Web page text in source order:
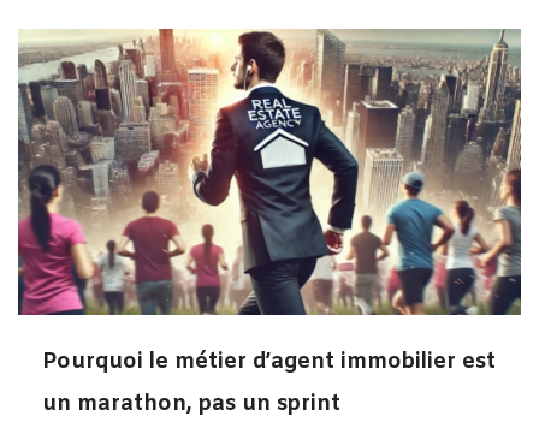
Pourquoi le métier d’agent immobilier est
un marathon, pas un sprint